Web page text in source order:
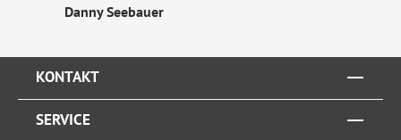
Danny Seebauer
KONTAKT
SERVICE